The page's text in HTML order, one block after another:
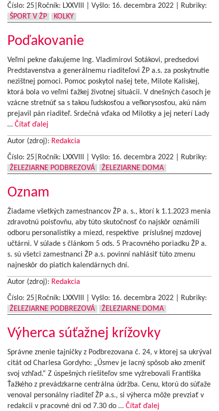
Číslo: 25|Ročník: LXXVIII | Vyšlo: 16. decembra 2022
Rubriky:
ŠPORT V ŽP
KOLKY
Poďakovanie
Veľmi pekne ďakujeme Ing. Vladimírovi Sotákovi, predsedovi
Predstavenstva a generálnemu riaditeľovi ŽP a.s. za poskytnutie
nezištnej pomoci. Pomoc poskytol našej tete, Milote Kaliskej,
ktorá bola vo veľmi ťažkej životnej situácii. V dnešných časoch je
vzácne stretnúť sa s takou ľudskosťou a veľkorysosťou, akú nám
prejavil pán riaditeľ. Srdečná vďaka od Milotky a jej neterí Lady
… Čítať ďalej
Autor (zdroj): Redakcia
Číslo: 25|Ročník: LXXVIII | Vyšlo: 16. decembra 2022
Rubriky:
ŽELEZIARNE PODBREZOVÁ
ŽELEZIARNE DOMA
Oznam
Žiadame všetkých zamestnancov ŽP a. s., ktorí k 1.1.2023 menia
zdravotnú poisťovňu, aby túto skutočnosť čo najskôr oznámili
odboru personalistiky a miezd, respektíve príslušnej mzdovej
učtárni. V súlade s článkom 5 ods. 5 Pracovného poriadku ŽP a.
s. sú všetci zamestnanci ŽP a.s. povinní nahlásiť túto zmenu
najneskôr do piatich kalendárnych dní.
Autor (zdroj): Redakcia
Číslo: 25|Ročník: LXXVIII | Vyšlo: 16. decembra 2022
Rubriky:
ŽELEZIARNE PODBREZOVÁ
ŽELEZIARNE DOMA
Výherca súťažnej krížovky
Správne znenie tajničky z Podbrezovana č. 24, v ktorej sa ukrýval
citát od Charlesa Gordyho: „Úsmev je lacný spôsob ako zmeniť
svoj vzhľad.“ Z úspešných riešiteľov sme vyžrebovali Františka
Ťažkého z prevádzkarne centrálna údržba. Cenu, ktorú do súťaže
venoval personálny riaditeľ ŽP a.s., si výherca môže prevziať v
redakcii v pracovné dni od 7.30 do … Čítať ďalej